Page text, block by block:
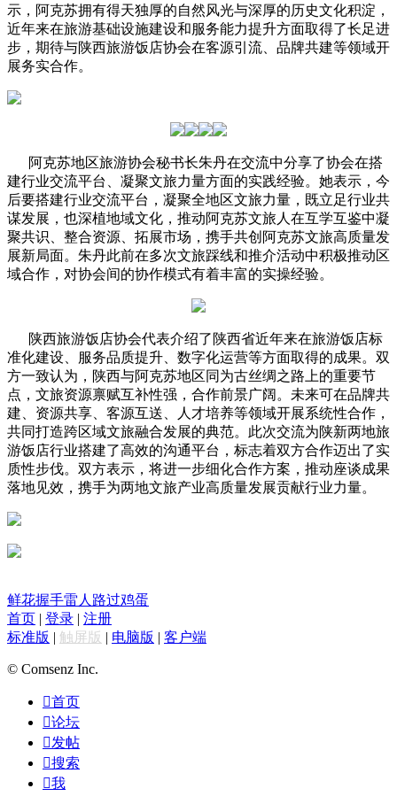
示，阿克苏拥有得天独厚的自然风光与深厚的历史文化积淀，
近年来在旅游基础设施建设和服务能力提升方面取得了长足进
步，期待与陕西旅游饭店协会在客源引流、品牌共建等领域开
展务实合作。
阿克苏地区旅游协会秘书长朱丹在交流中分享了协会在搭
建行业交流平台、凝聚文旅力量方面的实践经验。她表示，今
后要搭建行业交流平台，凝聚全地区文旅力量，既立足行业共
谋发展，也深植地域文化，推动阿克苏文旅人在互学互鉴中凝
聚共识、整合资源、拓展市场，携手共创阿克苏文旅高质量发
展新局面。朱丹此前在多次文旅踩线和推介活动中积极推动区
域合作，对协会间的协作模式有着丰富的实操经验。
陕西旅游饭店协会代表介绍了陕西省近年来在旅游饭店标
准化建设、服务品质提升、数字化运营等方面取得的成果。双
方一致认为，陕西与阿克苏地区同为古丝绸之路上的重要节
点，文旅资源禀赋互补性强，合作前景广阔。未来可在品牌共
建、资源共享、客源互送、人才培养等领域开展系统性合作，
共同打造跨区域文旅融合发展的典范。 此次交流为陕新两地旅
游饭店行业搭建了高效的沟通平台，标志着双方合作迈出了实
质性步伐。双方表示，将进一步细化合作方案，推动座谈成果
落地见效，携手为两地文旅产业高质量发展贡献行业力量。
鲜花握手雷人 路过鸡蛋
首页 | 登录 | 注册
标准版 | 触屏版 | 电脑版 | 客户端
© Comsenz Inc.
首页
论坛
发帖
搜索
我